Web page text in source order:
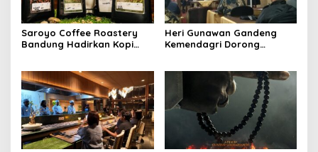
Saroyo Coffee Roastery
Bandung Hadirkan Kopi
Heri Gunawan Gandeng
Kemendagri Dorong